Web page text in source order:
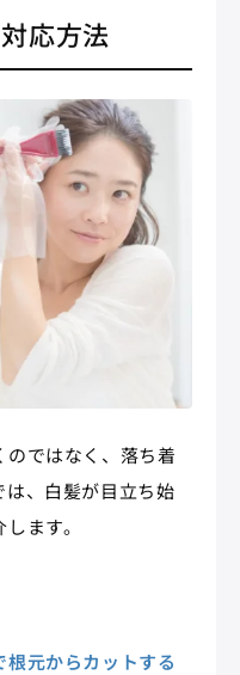
応方法
のではなく、落ち着
は、白髪が目立ち始
ます。
元からカットする